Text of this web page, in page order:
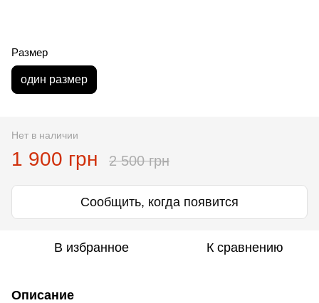
Размер
один размер
Нет в наличии
1 900 грн 2 500 грн
Сообщить, когда появится
В избранное К сравнению
Описание